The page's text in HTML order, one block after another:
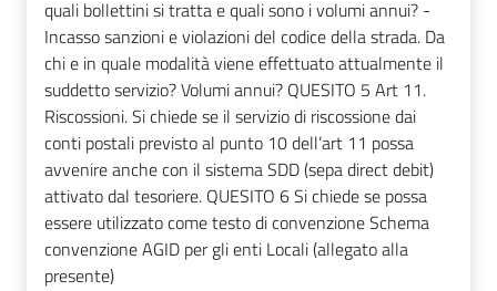
quali bollettini si tratta e quali sono i volumi annui? -
Incasso sanzioni e violazioni del codice della strada. Da
chi e in quale modalità viene effettuato attualmente il
suddetto servizio? Volumi annui? QUESITO 5 Art 11.
Riscossioni. Si chiede se il servizio di riscossione dai
conti postali previsto al punto 10 dell’art 11 possa
avvenire anche con il sistema SDD (sepa direct debit)
attivato dal tesoriere. QUESITO 6 Si chiede se possa
essere utilizzato come testo di convenzione Schema
convenzione AGID per gli enti Locali (allegato alla
presente)